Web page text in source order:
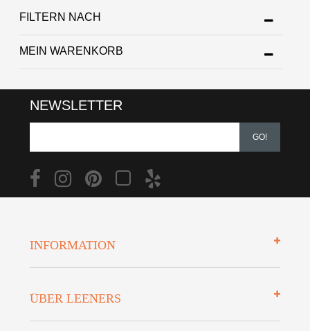
FILTERN NACH
MEIN WARENKORB
NEWSLETTER
GO!
INFORMATION
ÜBER LEENERS